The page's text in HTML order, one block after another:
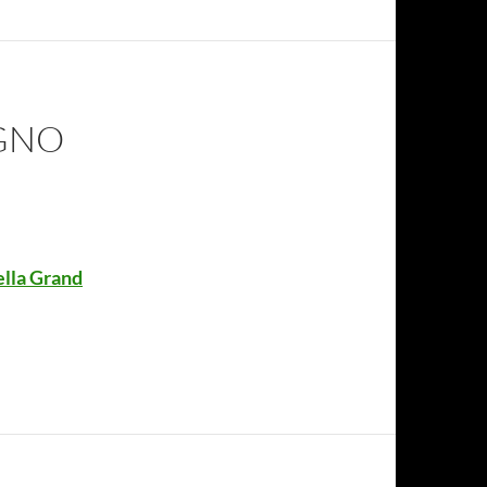
Grand